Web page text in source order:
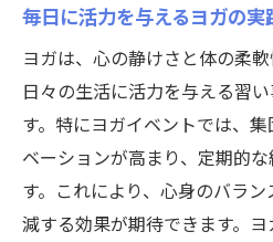
毎日に活力を与えるヨガの実
ヨガは、心の静けさと体の柔
日々の生活に活力を与える習
す。特にヨガイベントでは、
ベーションが高まり、定期的
す。これにより、心身のバラ
減する効果が期待できます。